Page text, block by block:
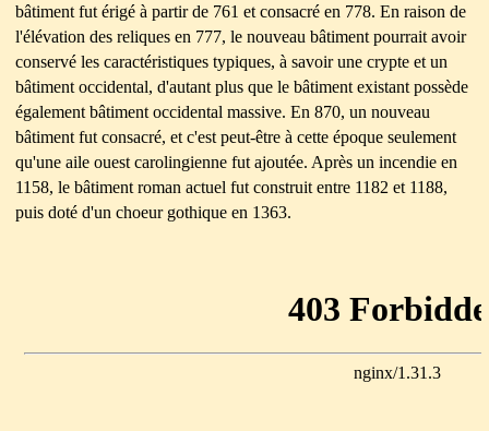
bâtiment fut érigé à partir de 761 et consacré en 778. En raison de
l'élévation des reliques en 777, le nouveau bâtiment pourrait avoir
conservé les caractéristiques typiques, à savoir une crypte et un
bâtiment occidental, d'autant plus que le bâtiment existant possède
également bâtiment occidental massive. En 870, un nouveau
bâtiment fut consacré, et c'est peut-être à cette époque seulement
qu'une aile ouest carolingienne fut ajoutée. Après un incendie en
1158, le bâtiment roman actuel fut construit entre 1182 et 1188,
puis doté d'un choeur gothique en 1363.